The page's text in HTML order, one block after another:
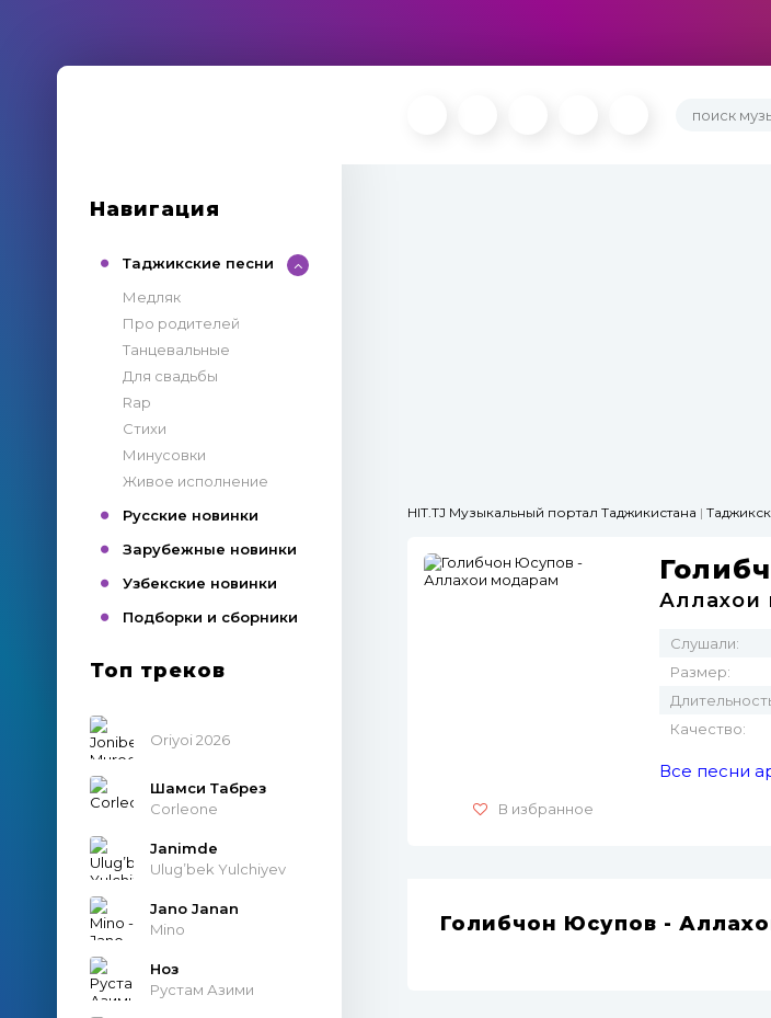
Навигация
Таджикские песни
Медляк
Про родителей
Танцевальные
Для свадьбы
Rap
Стихи
Минусовки
Живое исполнение
Русские новинки
Зарубежные новинки
Узбекские новинки
Подборки и сборники
Топ треков
Oriyoi 2026
Шамси Табрез
Corleone
Janimde
Ulug’bek Yulchiyev
Jano Janan
Mino
Ноз
Рустам Азими
HIT.TJ Музыкальный портал Таджикистана |
В избранное
Аллахои
Слушали:
Размер:
Качество:
Все песни
Голибчон Юсупов -